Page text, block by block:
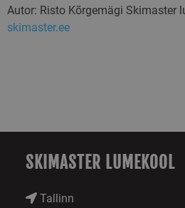
Autor: Risto Kõrgemägi Skimaster
skimaster.ee
SKIMASTER LUMEKOOL
Tallinn